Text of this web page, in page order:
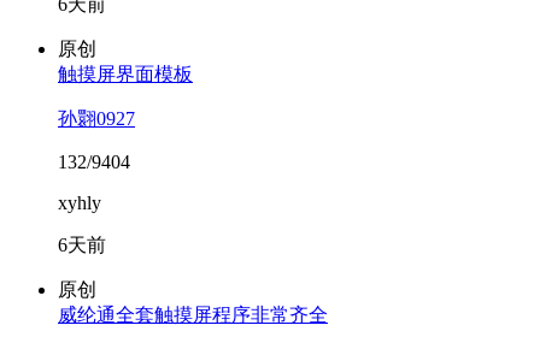
6天前
原创
触摸屏界面模板
孙翾0927
132/9404
xyhly
6天前
原创
威纶通全套触摸屏程序非常齐全